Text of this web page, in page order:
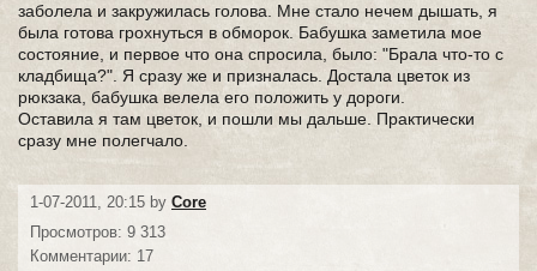
заболела и закружилась голова. Мне стало нечем дышать, я
была готова грохнуться в обморок. Бабушка заметила мое
состояние, и первое что она спросила, было: "Брала что-то с
кладбища?". Я сразу же и призналась. Достала цветок из
рюкзака, бабушка велела его положить у дороги.
Оставила я там цветок, и пошли мы дальше. Практически
сразу мне полегчало.
1-07-2011, 20:15 by Core
Просмотров: 9 313
Комментарии: 17